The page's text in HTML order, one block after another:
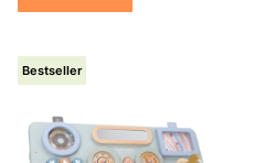
Bestseller